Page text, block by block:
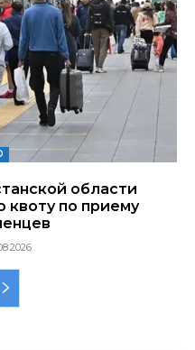
области
квоту по приему